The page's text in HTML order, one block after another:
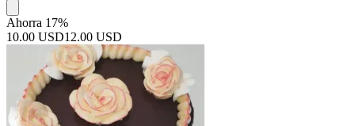
Ahorra 17%
10.00 USD12.00 USD